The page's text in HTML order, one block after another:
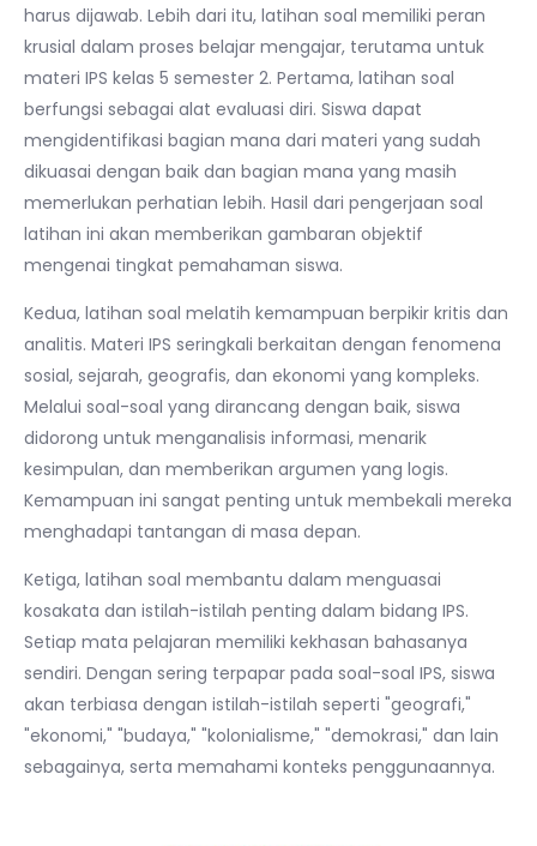
harus dijawab. Lebih dari itu, latihan soal memiliki peran
krusial dalam proses belajar mengajar, terutama untuk
materi IPS kelas 5 semester 2. Pertama, latihan soal
berfungsi sebagai alat evaluasi diri. Siswa dapat
mengidentifikasi bagian mana dari materi yang sudah
dikuasai dengan baik dan bagian mana yang masih
memerlukan perhatian lebih. Hasil dari pengerjaan soal
latihan ini akan memberikan gambaran objektif
mengenai tingkat pemahaman siswa.
Kedua, latihan soal melatih kemampuan berpikir kritis dan
analitis. Materi IPS seringkali berkaitan dengan fenomena
sosial, sejarah, geografis, dan ekonomi yang kompleks.
Melalui soal-soal yang dirancang dengan baik, siswa
didorong untuk menganalisis informasi, menarik
kesimpulan, dan memberikan argumen yang logis.
Kemampuan ini sangat penting untuk membekali mereka
menghadapi tantangan di masa depan.
Ketiga, latihan soal membantu dalam menguasai
kosakata dan istilah-istilah penting dalam bidang IPS.
Setiap mata pelajaran memiliki kekhasan bahasanya
sendiri. Dengan sering terpapar pada soal-soal IPS, siswa
akan terbiasa dengan istilah-istilah seperti "geografi,"
"ekonomi," "budaya," "kolonialisme," "demokrasi," dan lain
sebagainya, serta memahami konteks penggunaannya.